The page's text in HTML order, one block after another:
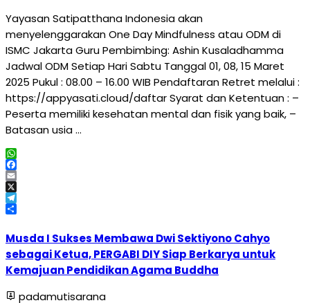
Yayasan Satipatthana Indonesia akan
menyelenggarakan One Day Mindfulness atau ODM di
ISMC Jakarta Guru Pembimbing: Ashin Kusaladhamma
Jadwal ODM Setiap Hari Sabtu Tanggal 01, 08, 15 Maret
2025 Pukul : 08.00 – 16.00 WIB Pendaftaran Retret melalui :
https://appyasati.cloud/daftar Syarat dan Ketentuan : –
Peserta memiliki kesehatan mental dan fisik yang baik, –
Batasan usia …
WhatsApp
Facebook
Email
X
Telegram
Musda I Sukses Membawa Dwi Sektiyono Cahyo
sebagai Ketua, PERGABI DIY Siap Berkarya untuk
Kemajuan Pendidikan Agama Buddha
padamutisarana